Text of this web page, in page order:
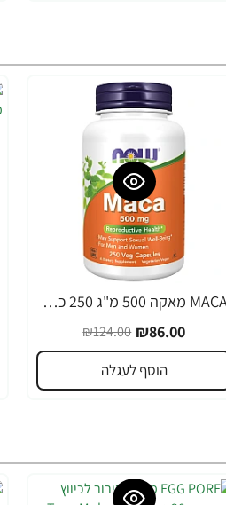
-31%
MACA מאקה 500 מ"ג 250 כמוסות - מבית NOW FOODS
₪86.00
₪124.00
הוסף לעגלה